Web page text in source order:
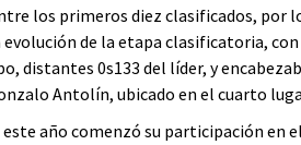
los primeros diez clasificados, por
de la etapa clasificatoria, con
distantes 0s133 del líder, y
Antolín, ubicado en el cuarto
año comenzó su participación en el